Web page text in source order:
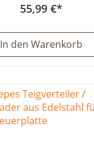
55,99 €
In den Warenkorb